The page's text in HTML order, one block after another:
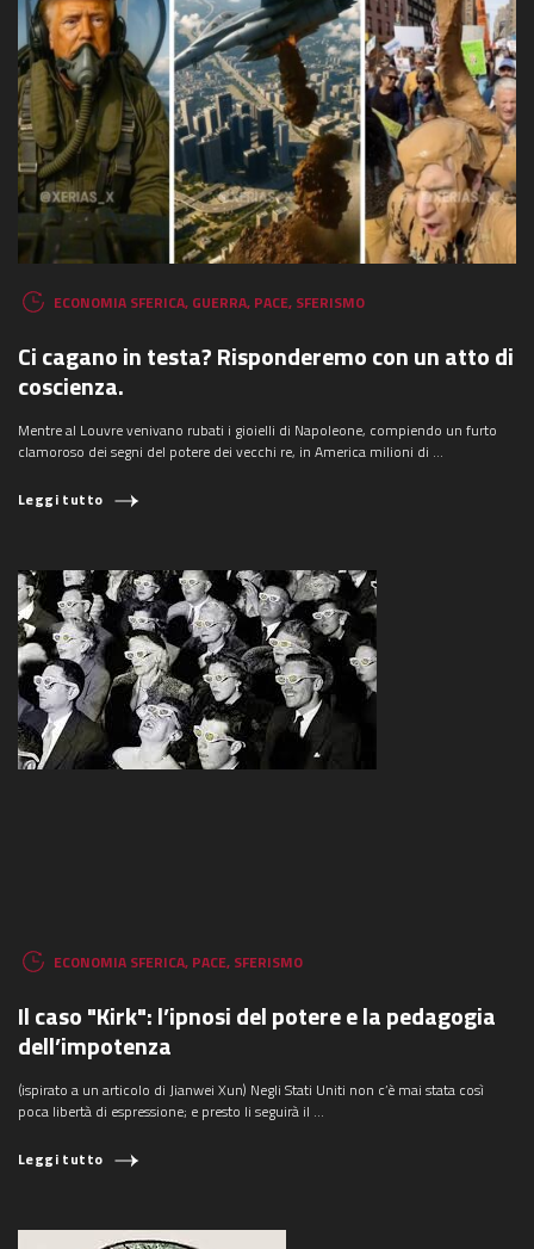
ECONOMIA SFERICA, GUERRA, PACE, SFERISMO
Ci cagano in testa? Risponderemo con un atto di
coscienza.
Mentre al Louvre venivano rubati i gioielli di Napoleone, compiendo un furto
clamoroso dei segni del potere dei vecchi re, in America milioni di ...
Leggi tutto
ECONOMIA SFERICA, PACE, SFERISMO
Il caso "Kirk": l’ipnosi del potere e la pedagogia
dell’impotenza
(ispirato a un articolo di Jianwei Xun) Negli Stati Uniti non c’è mai stata così
poca libertà di espressione; e presto li seguirà il ...
Leggi tutto